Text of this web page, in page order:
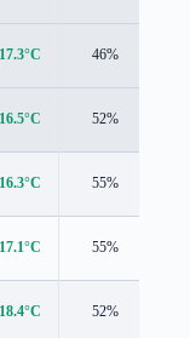
17.3°C 46%
16.5°C 52%
16.3°C 55%
17.1°C 55%
18.4°C 52%